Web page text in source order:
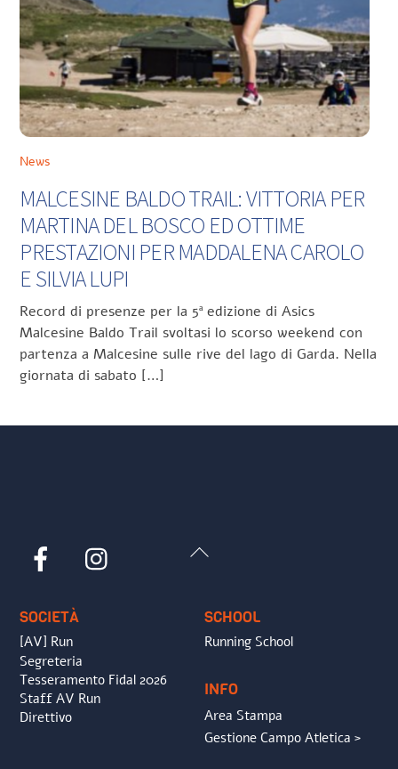
News
MALCESINE BALDO TRAIL: VITTORIA PER
MARTINA DEL BOSCO ED OTTIME
PRESTAZIONI PER MADDALENA CAROLO
E SILVIA LUPI
Record di presenze per la 5ª edizione di Asics
Malcesine Baldo Trail svoltasi lo scorso weekend con
partenza a Malcesine sulle rive del lago di Garda. Nella
giornata di sabato […]
Back
Facebook
SOCIETÀ
[AV] Run
Segreteria
Tesseramento Fidal 2026
Staff AV Run
Direttivo
SCHOOL
Running School
INFO
Area Stampa
Gestione Campo Atletica >